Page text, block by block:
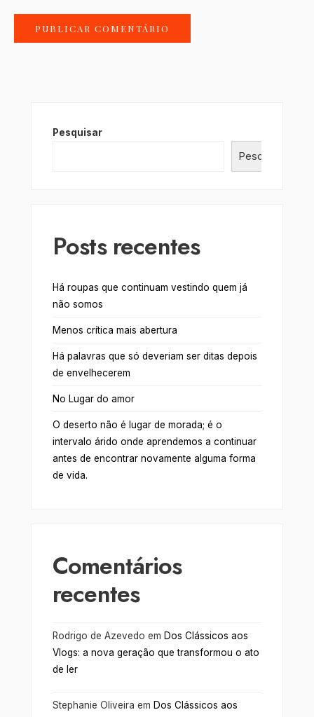
Pesquisar
Pesquisar
Posts recentes
Há roupas que continuam vestindo quem já
não somos
Menos crítica mais abertura
Há palavras que só deveriam ser ditas depois
de envelhecerem
No Lugar do amor
O deserto não é lugar de morada; é o
intervalo árido onde aprendemos a continuar
antes de encontrar novamente alguma forma
de vida.
Comentários
recentes
Rodrigo de Azevedo em Dos Clássicos aos
Vlogs: a nova geração que transformou o ato
de ler
Stephanie Oliveira em Dos Clássicos aos